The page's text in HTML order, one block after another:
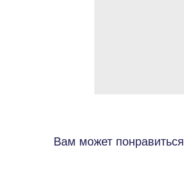
Вам может понравиться